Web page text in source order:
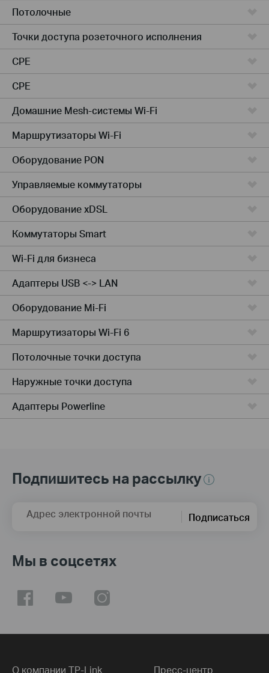
Потолочные
Точки доступа розеточного исполнения
CPE
CPE
Домашние Mesh-системы Wi-Fi
Маршрутизаторы Wi-Fi
Оборудование PON
Управляемые коммутаторы
Оборудование xDSL
Коммутаторы Smart
Wi-Fi для бизнеса
Адаптеры USB <-> LAN
Оборудование Mi-Fi
Маршрутизаторы Wi-Fi 6
Потолочные точки доступа
Наружные точки доступа
Адаптеры Powerline
Подпишитесь на рассылку
Адрес электронной почты Подписаться
Мы в соцсетях
О компании TP-Link Пресс-центр